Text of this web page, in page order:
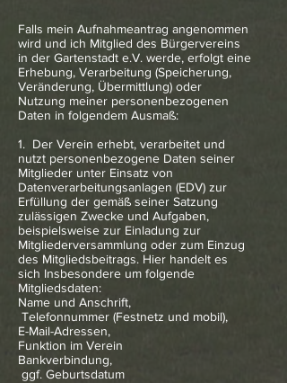
Falls mein Aufnahmeantrag angenommen
wird und ich Mitglied des Bürgervereins
in der Gartenstadt e.V. werde, erfolgt eine
Erhebung, Verarbeitung (Speicherung,
Veränderung, Übermittlung) oder
Nutzung meiner personenbezogenen
Daten in folgendem Ausmaß:
1. Der Verein erhebt, verarbeitet und
nutzt personenbezogene Daten seiner
Mitglieder unter Einsatz von
Datenverarbeitungsanlagen (EDV) zur
Erfüllung der gemäß seiner Satzung
zulässigen Zwecke und Aufgaben,
beispielsweise zur Einladung zur
Mitgliederversammlung oder zum Einzug
des Mitgliedsbeitrags. Hier handelt es
sich Insbesondere um folgende
Mitgliedsdaten:
Name und Anschrift,
Telefonnummer (Festnetz und mobil),
E-Mail-Adressen,
Funktion im Verein
Bankverbindung,
ggf. Geburtsdatum